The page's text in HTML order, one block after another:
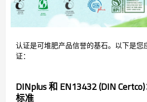
认证是可堆肥产品信誉的基石。以下是您
证：
DINplus 和 EN13432 (DIN
标准